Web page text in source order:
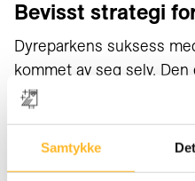
Samtykke
Bevisst strategi
Dyreparkens suksess
kommet av seg selv.
strategi og
potensielle